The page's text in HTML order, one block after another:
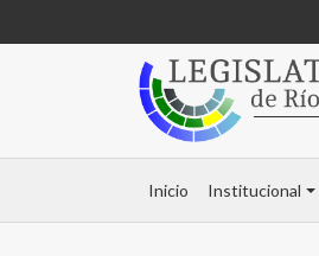
Inicio Institucional